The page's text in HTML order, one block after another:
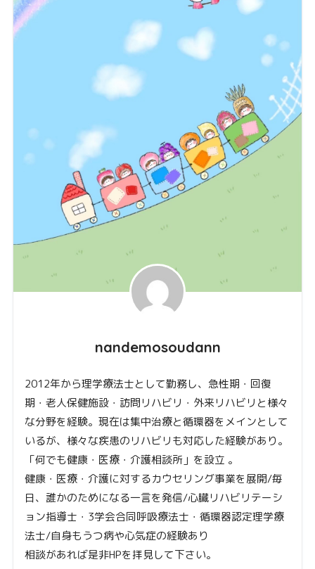
nandemosoudann
2012年から理学療法士として勤務し、急性期・回復
期・老人保健施設・訪問リハビリ・外来リハビリと様々
な分野を経験。現在は集中治療と循環器をメインとして
いるが、様々な疾患のリハビリも対応した経験があり。
「何でも健康・医療・介護相談所」を設立 。
健康・医療・介護に対するカウセリング事業を展開/毎
日、誰かのためになる一言を発信/心臓リハビリテーシ
ョン指導士・3学会合同呼吸療法士・循環器認定理学療
法士/自身もうつ病や心気症の経験あり
相談があれば是非HPを拝見して下さい。